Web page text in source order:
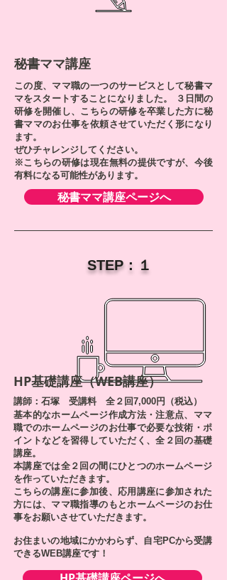
​秘書ママ講座
この度、ママ職の一つのサービスとして秘書マ
マをスタートすることになりました。 ３日間の
研修を開催し、 こちらの研修を卒業した方に秘
書ママのお仕事を依頼させていただく形になり
ます。
ぜひチャレンジしてください。
※こちらの研修は現在無料の提供ですが、今後
有料になる可能性があります。
秘書ママ講座ページへ
​STEP：１
HP基礎講座（WEB講座）
講師：石塚 受講料 全２回7,000円（税込）
基本的なホームページ作成方法・注意点、ママ
職でのホームページのお仕事で必要な技術・ポ
イントなどを習得していただく、全２回の基礎
講座。
本講座では全２回の間にひとつのホームページ
を作っていただきます。
こちらの講座に参加後、応用講座に参加された
方には、ママ職指導のもとホームページのお仕
事をお願いさせていただきます。
お住まいの地域にかかわらず、自宅PCから受講
できるWEB講座です！